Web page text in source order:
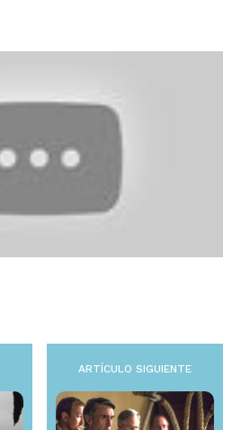
ARTÍCULO SIGUIENTE